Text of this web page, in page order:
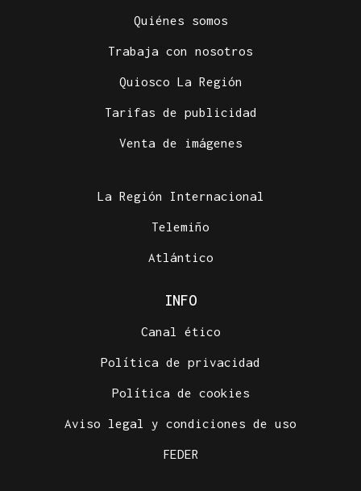
Quiénes somos
Trabaja con nosotros
Quiosco La Región
Tarifas de publicidad
Venta de imágenes
La Región Internacional
Telemiño
Atlántico
INFO
Canal ético
Política de privacidad
Política de cookies
Aviso legal y condiciones de uso
FEDER